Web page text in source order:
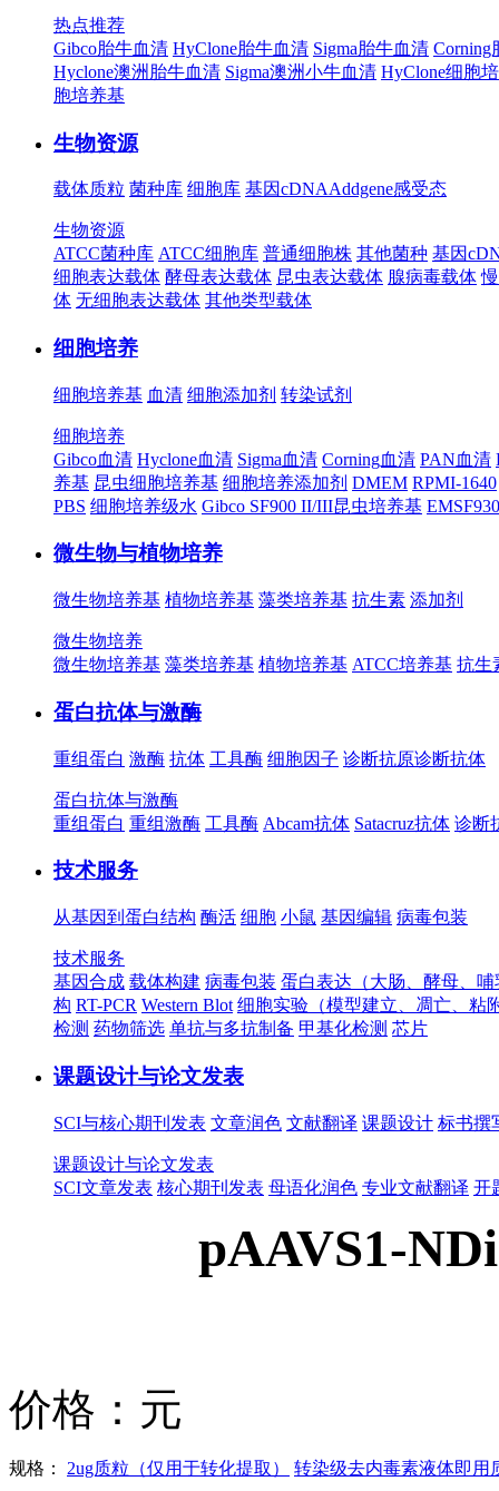
热点推荐
Gibco胎牛血清 HyClone胎牛血清 Sigma胎牛血清 Corning
Hyclone澳洲胎牛血清 Sigma澳洲小牛血清 HyClone细胞
胞培养基
生物资源
载体质粒 菌种库 细胞库 基因cDNAAddgene感受态
生物资源
ATCC菌种库 ATCC细胞库 普通细胞株 其他菌种 基因
细胞表达载体 酵母表达载体 昆虫表达载体 腺病毒载体
体 无细胞表达载体 其他类型载体
细胞培养
细胞培养基 血清 细胞添加剂 转染试剂
细胞培养
Gibco血清 Hyclone血清 Sigma血清 Corning血清 PAN血清
养基 昆虫细胞培养基 细胞培养添加剂 DMEM RPMI-1640
PBS 细胞培养级水 Gibco SF900 II/III昆虫培养基
微生物与植物培养
微生物培养基 植物培养基 藻类培养基 抗生素 添加剂
微生物培养
微生物培养基 藻类培养基 植物培养基 ATCC培养基 抗生
蛋白抗体与激酶
重组蛋白 激酶 抗体 工具酶 细胞因子 诊断抗原诊断抗体
蛋白抗体与激酶
重组蛋白 重组激酶 工具酶 Abcam抗体 Satacruz抗体 诊断
技术服务
从基因到蛋白结构 酶活 细胞 小鼠 基因编辑 病毒包装
技术服务
基因合成 载体构建 病毒包装 蛋白表达（大肠、酵母、
构 RT-PCR Western Blot 细胞实验（模型建立、凋亡、粘
检测 药物筛选 单抗与多抗制备 甲基化检测 芯片
课题设计与论文发表
SCI与核心期刊发表 文章润色 文献翻译 课题设计 标书撰
课题设计与论文发表
SCI文章发表 核心期刊发表 母语化润色 专业文献翻译 开
pAAVS1-
价格： 元
规格： 2ug质粒（仅用于转化提取） 转染级去内毒素液体即用